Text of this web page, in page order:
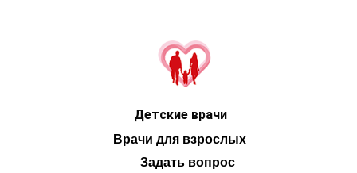
Детские врачи
Задать вопрос
Врачи для взрослых